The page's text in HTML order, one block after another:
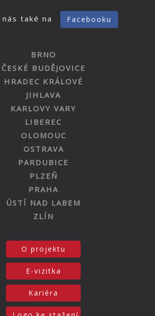
také na Facebooku
BRNO
ČESKÉ BUDĚJOVICE
HRADEC KRÁLOVÉ
JIHLAVA
KARLOVY VARY
LIBEREC
OLOMOUC
OSTRAVA
PARDUBICE
PLZEŇ
PRAHA
ÚSTÍ NAD LABEM
ZLÍN
O projektu
E-vizitka
Kariéra